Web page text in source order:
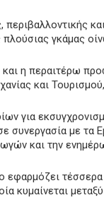
περιβαλλοντικής
γκάμας
η περαιτέρω
και
για
συνεργασία με τα
και την
εφαρμόζει
κυμαίνεται